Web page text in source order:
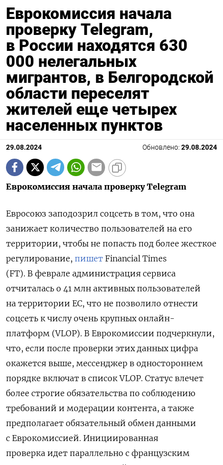
Еврокомиссия начала
проверку Telegram,
в России находятся 630
000 нелегальных
мигрантов, в Белгородской
области переселят
жителей еще четырех
населенных пунктов
29.08.2024 Обновлено: 29.08.2024
Еврокомиссия начала проверку Telegram
Евросоюз заподозрил соцсеть в том, что она
занижает количество пользователей на его
территории, чтобы не попасть под более жесткое
регулирование, пишет Financial Times
(FT). В феврале администрация сервиса
отчиталась о 41 млн активных пользователей
на территории ЕС, что не позволило отнести
соцсеть к числу очень крупных онлайн-
платформ (VLOP). В Еврокомиссии подчеркнули,
что, если после проверки этих данных цифра
окажется выше, мессенджер в одностороннем
порядке включат в список VLOP. Статус влечет
более строгие обязательства по соблюдению
требований и модерации контента, а также
предполагает обязательный обмен данными
с Еврокомиссией. Инициированная
проверка идет параллельно с французским